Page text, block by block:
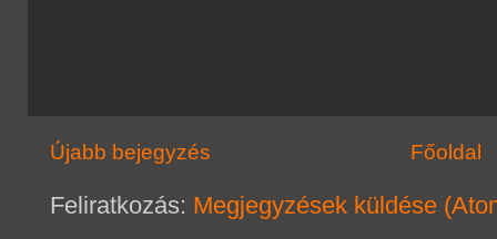
Újabb bejegyzés Főoldal
Feliratkozás: Megjegyzések küldése